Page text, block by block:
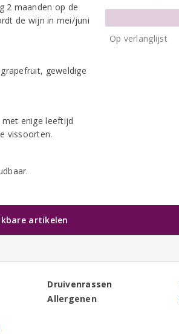
2 maanden op de
de wijn in mei/juni
geweldige
enige leeftijd
vissoorten.
Op verlanglijst
artikelen
Druivenrassen
Allergenen